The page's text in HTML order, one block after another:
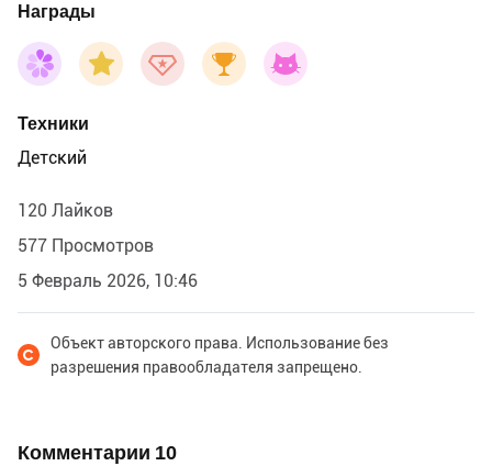
Награды
Техники
Детский
120 Лайков
577 Просмотров
5 Февраль 2026, 10:46
Объект авторского права. Использование без
разрешения правообладателя запрещено.
Комментарии 10